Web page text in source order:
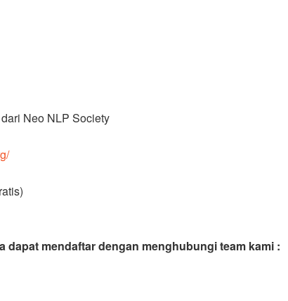
Neo NLP Society
dapat mendaftar dengan menghubungi team kami :